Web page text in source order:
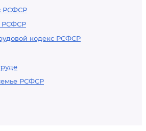
РСФСР
РСФСР
кодекс РСФСР
РСФСР